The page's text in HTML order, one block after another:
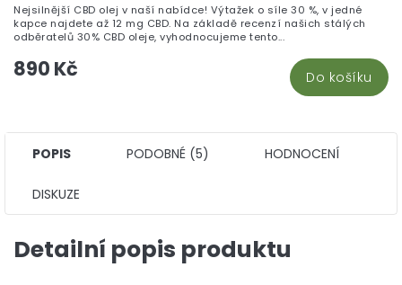
890 Kč Do košíku
Nejsilnější CBD olej v naší nabídce! Výtažek o síle 30 %, v jedné
kapce najdete až 12 mg CBD. Na základě recenzí našich stálých
odběratelů 30% CBD oleje, vyhodnocujeme tento...
POPIS PODOBNÉ (5) HODNOCENÍ
DISKUZE
Detailní popis produktu